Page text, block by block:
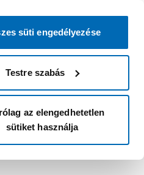
süti engedélyezése
Testre szabás
az elengedhetetlen
sütiket használja